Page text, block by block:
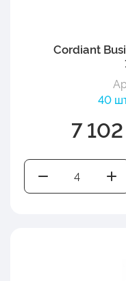
Cordiant
40
7